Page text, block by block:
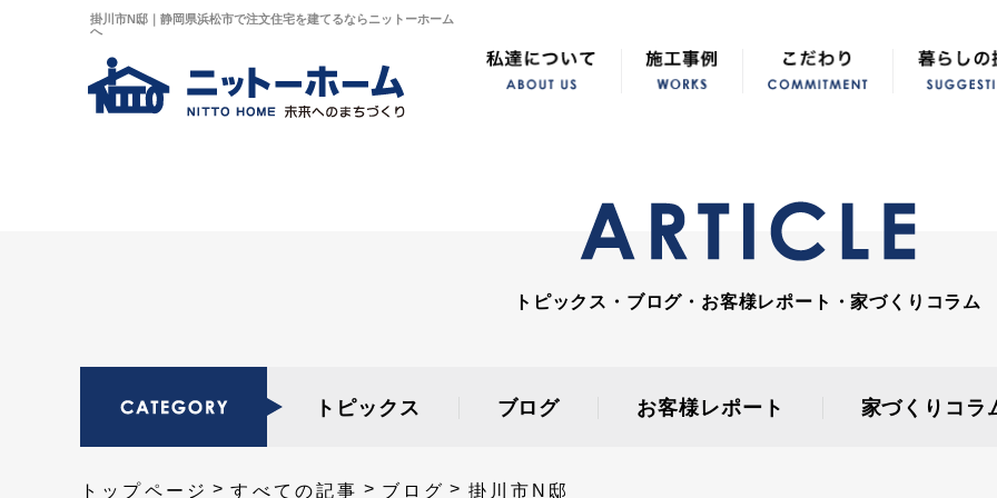
掛川市N邸｜静岡県浜松市で注文住宅を建てるならニットーホーム
へ
トピックス・ブログ・お客様レポート・家づくりコラム
トピックス ブログ お客様レポート 家づくりコラ
トップページ すべての記事 ブログ 掛川市N邸